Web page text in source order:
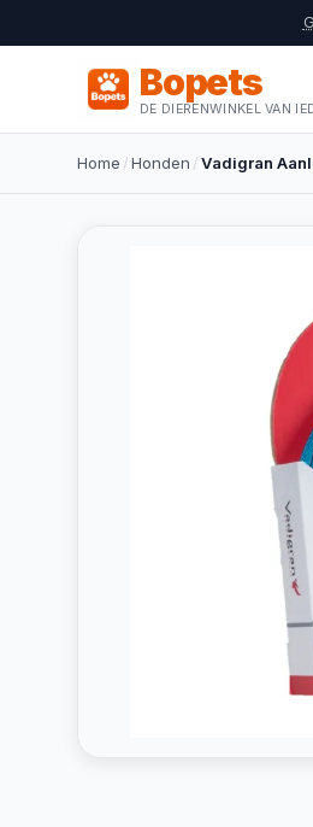
Bopets
DE DIERENWINKEL VAN
Home /Honden /Vadigran